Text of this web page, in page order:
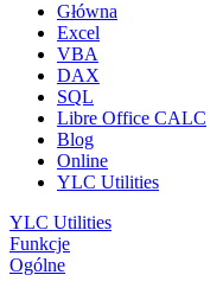
Główna
Excel
VBA
DAX
SQL
Libre Office CALC
Blog
Online
YLC Utilities
YLC Utilities
Funkcje
Ogólne